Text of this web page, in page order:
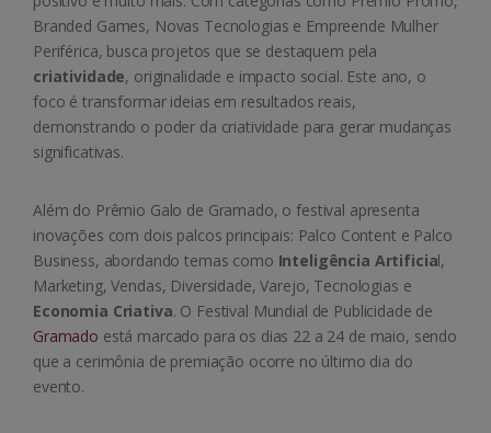
Branded Games, Novas Tecnologias e Empreende Mulher
Periférica, busca projetos que se destaquem pela
criatividade, originalidade e impacto social. Este ano, o
foco é transformar ideias em resultados reais,
demonstrando o poder da criatividade para gerar mudanças
significativas.
Além do Prêmio Galo de Gramado, o festival apresenta
inovações com dois palcos principais: Palco Content e Palco
Business, abordando temas como Inteligência Artificial,
Marketing, Vendas, Diversidade, Varejo, Tecnologias e
Economia Criativa. O Festival Mundial de Publicidade de
Gramado está marcado para os dias 22 a 24 de maio, sendo
que a cerimônia de premiação ocorre no último dia do
evento.